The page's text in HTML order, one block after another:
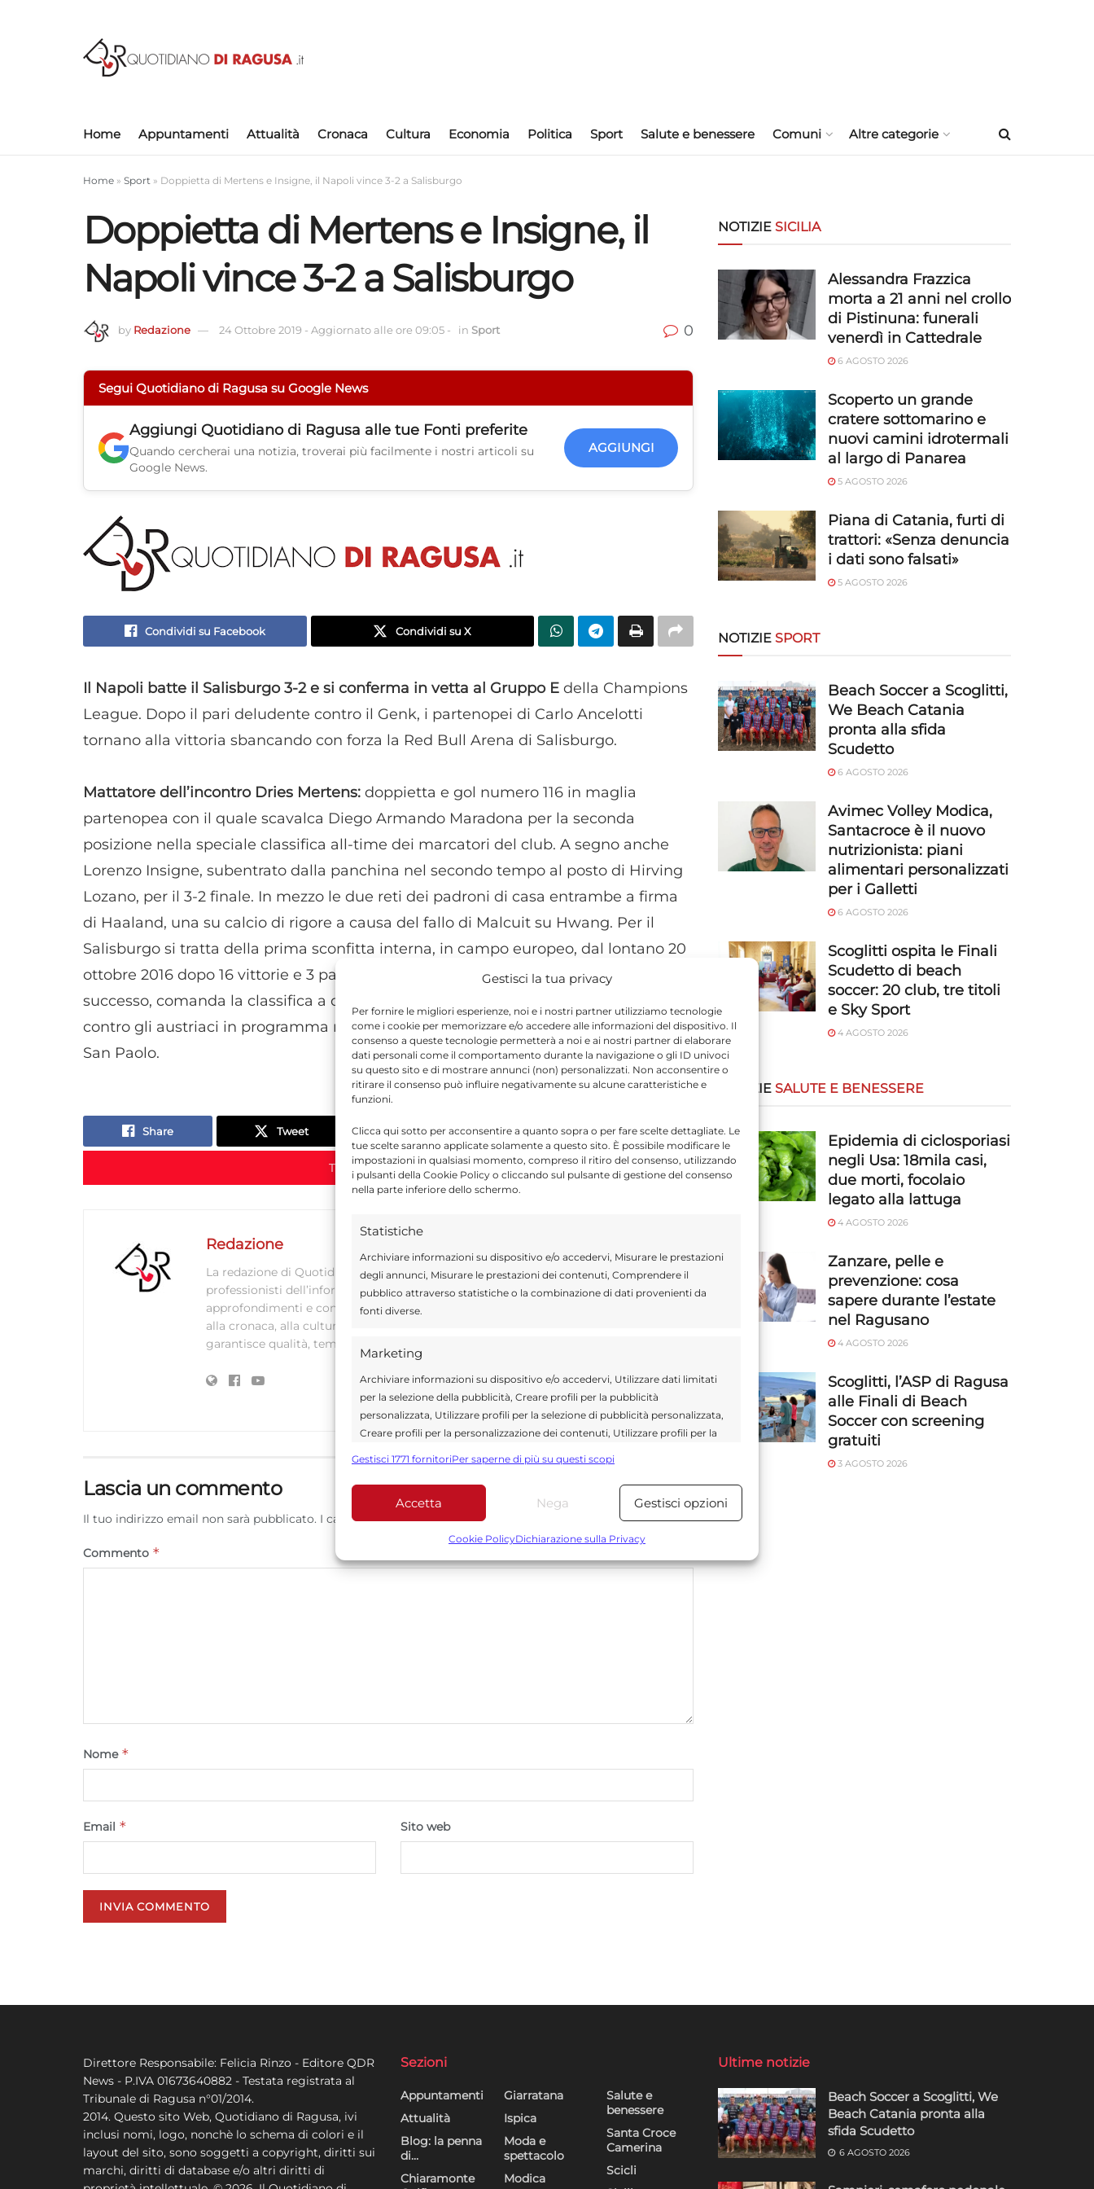
Gestisci la tua privacy
Per fornire le migliori esperienze, noi e i nostri partner utilizziamo tecnologie
come i cookie per memorizzare e/o accedere alle informazioni del dispositivo. Il
consenso a queste tecnologie permetterà a noi e ai nostri partner di elaborare
dati personali come il comportamento durante la navigazione o gli ID univoci
su questo sito e di mostrare annunci (non) personalizzati. Non acconsentire o
ritirare il consenso può influire negativamente su alcune caratteristiche e
funzioni.
Clicca qui sotto per acconsentire a quanto sopra o per fare scelte dettagliate. Le
tue scelte saranno applicate solamente a questo sito. È possibile modificare le
impostazioni in qualsiasi momento, compreso il ritiro del consenso, utilizzando
i pulsanti della Cookie Policy o cliccando sul pulsante di gestione del consenso
nella parte inferiore dello schermo.
Statistiche
Archiviare informazioni su dispositivo e/o accedervi, Misurare le prestazioni
degli annunci, Misurare le prestazioni dei contenuti, Comprendere il
pubblico attraverso statistiche o la combinazione di dati provenienti da
fonti diverse.
Marketing
Archiviare informazioni su dispositivo e/o accedervi, Utilizzare dati limitati
per la selezione della pubblicità, Creare profili per la pubblicità
personalizzata, Utilizzare profili per la selezione di pubblicità personalizzata,
Creare profili per la personalizzazione dei contenuti, Utilizzare profili per la
Utilizzare dati limitati per la selezione dei contenuti.
Funzionalità Sempre attivo
Abbinare e combinare dati provenienti da altre fonti di dati,
scelte sulla privacy.
Gestisci 1771 fornitoriPer saperne di più su questi scopi
Accetta Nega Gestisci opzioni
Cookie PolicyDichiarazione sulla Privacy
Home Appuntamenti Attualità Cronaca Cultura Economia Politica Sport Salute e benessere Comuni Altre categorie
Home » Sport » Doppietta di Mertens e Insigne, il Napoli vince 3-2 a Salisburgo
Doppietta di Mertens e Insigne, il
Napoli vince 3-2 a Salisburgo
by Redazione 24 Ottobre 2019 - Aggiornato alle ore 09:05 - in Sport 0
Segui Quotidiano di Ragusa su Google News
Aggiungi Quotidiano di Ragusa alle tue Fonti preferite
Quando cercherai una notizia, troverai più facilmente i nostri articoli su
Google News.
AGGIUNGI
Condividi su Facebook Condividi su X
Il Napoli batte il Salisburgo 3-2 e si conferma in vetta al Gruppo E della Champions
League. Dopo il pari deludente contro il Genk, i partenopei di Carlo Ancelotti
tornano alla vittoria sbancando con forza la Red Bull Arena di Salisburgo.
Mattatore dell’incontro Dries Mertens: doppietta e gol numero 116 in maglia
partenopea con il quale scavalca Diego Armando Maradona per la seconda
posizione nella speciale classifica all-time dei marcatori del club. A segno anche
Lorenzo Insigne, subentrato dalla panchina nel secondo tempo al posto di Hirving
Lozano, per il 3-2 finale. In mezzo le due reti dei padroni di casa entrambe a firma
di Haaland, una su calcio di rigore a causa del fallo di Malcuit su Hwang. Per il
Salisburgo si tratta della prima sconfitta interna, in campo europeo, dal lontano 20
ottobre 2016 dopo 16 vittorie e 3 pareggi tra le mura amiche. Il Napoli si gode il
successo, comanda la classifica a quota 7 punti, e prepara la prossima sfida proprio
contro gli austriaci in programma martedi’ 5 novembre alle ore 21:00 allo Stadio
San Paolo.
Share Tweet Send Share
TORNA IN SPORT
Redazione
La redazione di Quotidianodiragusa.it è composta da giornalisti, collaboratori e
professionisti dell’informazione che ogni giorno lavorano per offrire notizie,
approfondimenti e contenuti accurati dedicati alla Sicilia, all’attualità, alla politica,
alla cronaca, alla cultura e allo sport. Un team dinamico e indipendente che
garantisce qualità, tempestività e affidabilità.
Lascia un commento
Il tuo indirizzo email non sarà pubblicato. I campi obbligatori sono contrassegnati
Commento *
Nome *
Email * Sito web
NOTIZIE SICILIA
Alessandra Frazzica
morta a 21 anni nel crollo
di Pistinuna: funerali
venerdì in Cattedrale
6 AGOSTO 2026
Scoperto un grande
cratere sottomarino e
nuovi camini idrotermali
al largo di Panarea
5 AGOSTO 2026
Piana di Catania, furti di
trattori: «Senza denuncia
i dati sono falsati»
5 AGOSTO 2026
NOTIZIE SPORT
Beach Soccer a Scoglitti,
We Beach Catania
pronta alla sfida
Scudetto
6 AGOSTO 2026
Avimec Volley Modica,
Santacroce è il nuovo
nutrizionista: piani
alimentari personalizzati
per i Galletti
6 AGOSTO 2026
Scoglitti ospita le Finali
Scudetto di beach
soccer: 20 club, tre titoli
e Sky Sport
4 AGOSTO 2026
NOTIZIE SALUTE E BENESSERE
Epidemia di ciclosporiasi
negli Usa: 18mila casi,
due morti, focolaio
legato alla lattuga
4 AGOSTO 2026
Zanzare, pelle e
prevenzione: cosa
sapere durante l’estate
nel Ragusano
4 AGOSTO 2026
Scoglitti, l’ASP di Ragusa
alle Finali di Beach
Soccer con screening
gratuiti
3 AGOSTO 2026
Direttore Responsabile: Felicia Rinzo - Editore QDR
News - P.IVA 01673640882 - Testata registrata al
Tribunale di Ragusa n°01/2014.
2014. Questo sito Web, Quotidiano di Ragusa, ivi
inclusi nomi, logo, nonchè lo schema di colori e il
layout del sito, sono soggetti a copyright, diritti sui
marchi, diritti di database e/o altri diritti di
Sezioni
Appuntamenti
Attualità
Blog: la penna
di…
Chiaramonte
Giarratana
Ispica
Moda e
spettacolo
Modica
Salute e
benessere
Santa Croce
Camerina
Scicli
Ultime notizie
Beach Soccer a Scoglitti, We
Beach Catania pronta alla
sfida Scudetto
6 AGOSTO 2026